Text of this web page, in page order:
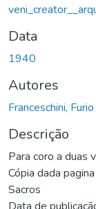
Data
1940
Autores
Franceschini, Furio
Descrição
Para coro a duas
Cópia dada
Sacros